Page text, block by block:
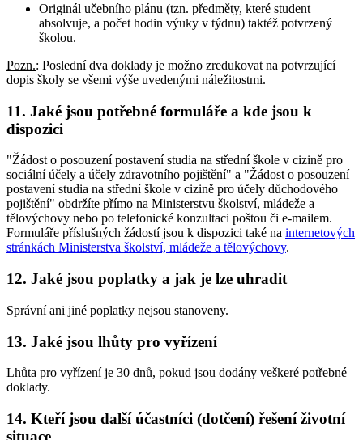
Originál učebního plánu (tzn. předměty, které student
absolvuje, a počet hodin výuky v týdnu) taktéž potvrzený
školou.
Pozn.: Poslední dva doklady je možno zredukovat na potvrzující
dopis školy se všemi výše uvedenými náležitostmi.
11. Jaké jsou potřebné formuláře a kde jsou k
dispozici
"Žádost o posouzení postavení studia na střední škole v cizině pro
sociální účely a účely zdravotního pojištění" a "Žádost o posouzení
postavení studia na střední škole v cizině pro účely důchodového
pojištění" obdržíte přímo na Ministerstvu školství, mládeže a
tělovýchovy nebo po telefonické konzultaci poštou či e-mailem.
Formuláře příslušných žádostí jsou k dispozici také na internetových
stránkách Ministerstva školství, mládeže a tělovýchovy.
12. Jaké jsou poplatky a jak je lze uhradit
Správní ani jiné poplatky nejsou stanoveny.
13. Jaké jsou lhůty pro vyřízení
Lhůta pro vyřízení je 30 dnů, pokud jsou dodány veškeré potřebné
doklady.
14. Kteří jsou další účastníci (dotčení) řešení životní
situace